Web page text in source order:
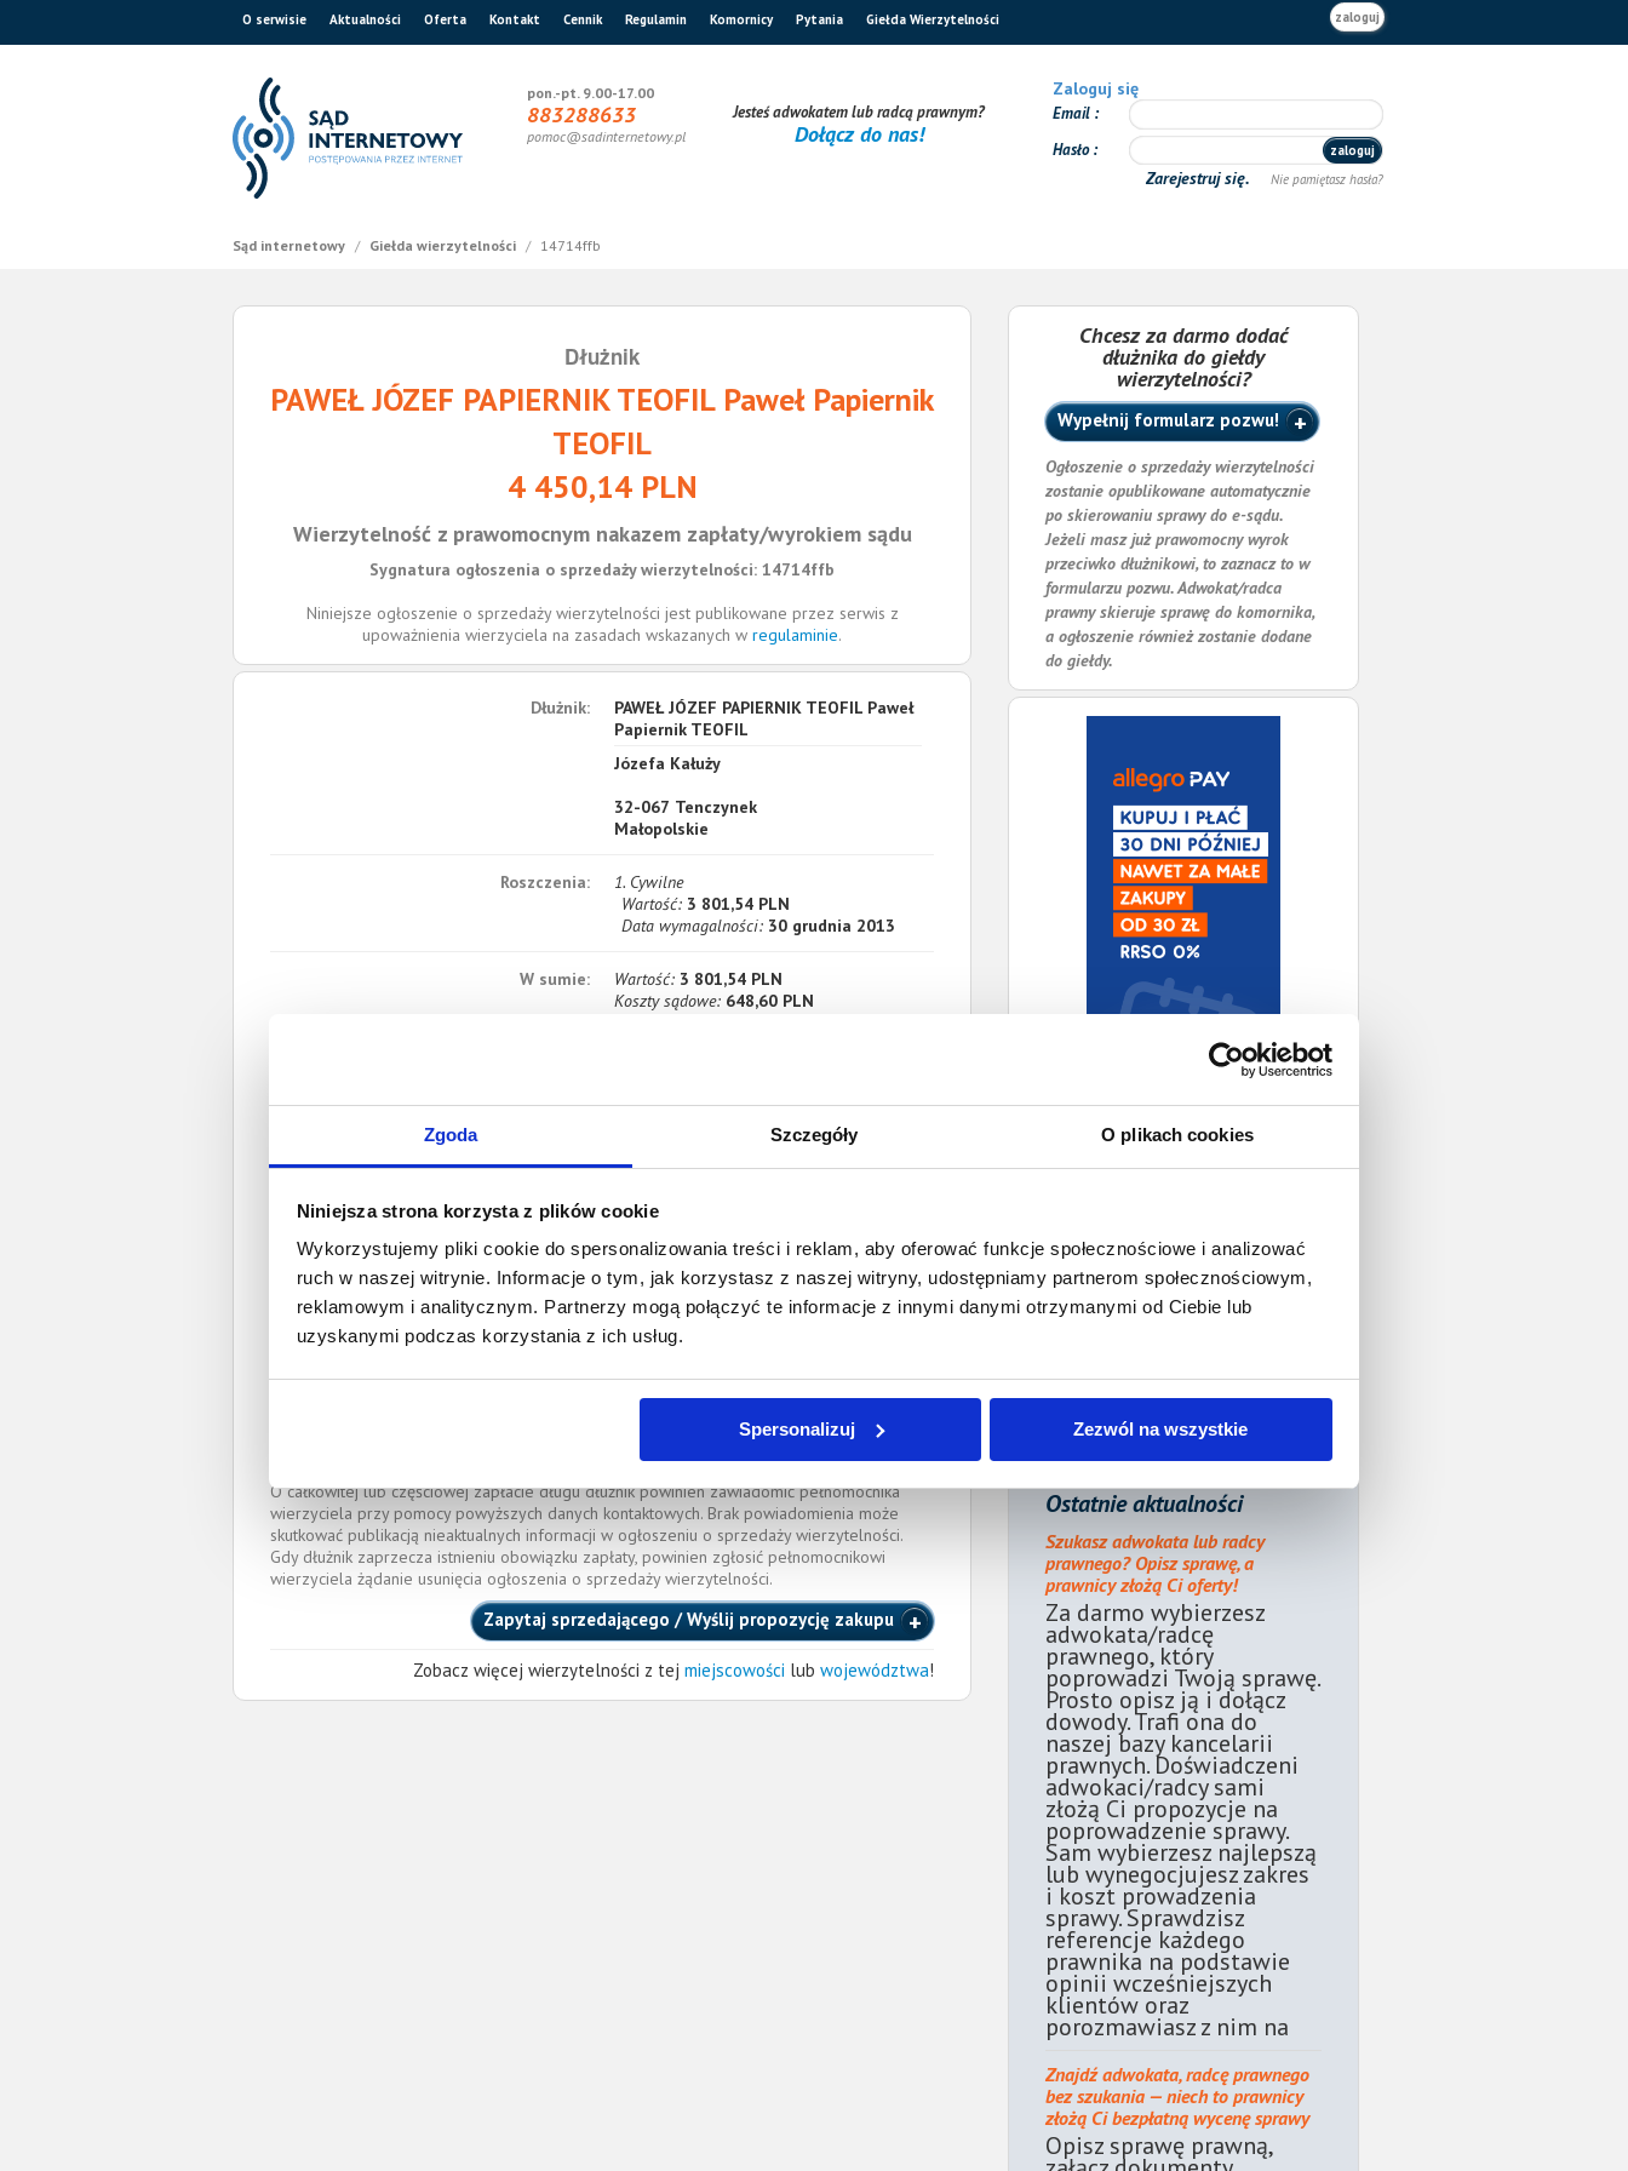
Zgoda Szczegóły O plikach cookies
Niniejsza strona korzysta z plików cookie
Wykorzystujemy pliki cookie do spersonalizowania treści i reklam, aby oferować funkcje społecznościowe i analizować
ruch w naszej witrynie. Informacje o tym, jak korzystasz z naszej witryny, udostępniamy partnerom społecznościowym,
reklamowym i analitycznym. Partnerzy mogą połączyć te informacje z innymi danymi otrzymanymi od Ciebie lub
uzyskanymi podczas korzystania z ich usług.
Spersonalizuj Zezwól na wszystkie
O serwisie Aktualności Oferta Kontakt Cennik Regulamin Komornicy Pytania Giełda Wierzytelności zaloguj
pon.-pt. 9.00-17.00
883288633
pomoc@sadinternetowy.pl
Jesteś adwokatem lub radcą prawnym?
Dołącz do nas!
Zaloguj się
Email
Hasło
zaloguj
Zarejestruj się. Nie pamiętasz hasła?
Sąd internetowy / Giełda wierzytelności / 14714ffb
Dłużnik
PAWEŁ JÓZEF PAPIERNIK TEOFIL Paweł Papiernik
TEOFIL
4 450,14 PLN
Wierzytelność z prawomocnym nakazem zapłaty/wyrokiem sądu
Sygnatura ogłoszenia o sprzedaży wierzytelności: 14714ffb
Niniejsze ogłoszenie o sprzedaży wierzytelności jest publikowane przez serwis z
upoważnienia wierzyciela na zasadach wskazanych w regulaminie.
Dłużnik:
PAWEŁ JÓZEF PAPIERNIK TEOFIL Paweł
Papiernik TEOFIL
Józefa Kałuży
32-067 Tenczynek
Małopolskie
Roszczenia:
1. Cywilne
Wartość: 3 801,54 PLN
Data wymagalności: 30 grudnia 2013
W sumie: Wartość: 3 801,54 PLN
Koszty sądowe: 648,60 PLN
Prawomocny nakaz zapłaty/
wyrok sądu
Data wystawienia: 9 lipca 2016
Pełnomocnik wierzyciela:
Przemysław Kaczor
O całkowitej lub częściowej zapłacie długu dłużnik powinien zawiadomić pełnomocnika
wierzyciela przy pomocy powyższych danych kontaktowych. Brak powiadomienia może
skutkować publikacją nieaktualnych informacji w ogłoszeniu o sprzedaży wierzytelności.
Gdy dłużnik zaprzecza istnieniu obowiązku zapłaty, powinien zgłosić pełnomocnikowi
wierzyciela żądanie usunięcia ogłoszenia o sprzedaży wierzytelności.
Zapytaj sprzedającego / Wyślij propozycję zakupu
Zobacz więcej wierzytelności z tej miejscowości lub województwa!
Chcesz za darmo dodać
dłużnika do giełdy
wierzytelności?
Wypełnij formularz pozwu!
Ogłoszenie o sprzedaży wierzytelności
zostanie opublikowane automatycznie
po skierowaniu sprawy do e-sądu.
Jeżeli masz już prawomocny wyrok
przeciwko dłużnikowi, to zaznacz to w
formularzu pozwu. Adwokat/radca
prawny skieruje sprawę do komornika,
a ogłoszenie również zostanie dodane
do giełdy.
Ostatnie aktualności
Szukasz adwokata lub radcy
prawnego? Opisz sprawę, a
prawnicy złożą Ci oferty!
Za darmo wybierzesz
adwokata/radcę
prawnego, który
poprowadzi Twoją sprawę.
Prosto opisz ją i dołącz
dowody. Trafi ona do
naszej bazy kancelarii
prawnych. Doświadczeni
adwokaci/radcy sami
złożą Ci propozycje na
poprowadzenie sprawy.
Sam wybierzesz najlepszą
lub wynegocjujesz zakres
i koszt prowadzenia
sprawy. Sprawdzisz
referencje każdego
prawnika na podstawie
opinii wcześniejszych
klientów oraz
porozmawiasz z nim na
Znajdź adwokata, radcę prawnego
bez szukania — niech to prawnicy
złożą Ci bezpłatną wycenę sprawy
Opisz sprawę prawną,